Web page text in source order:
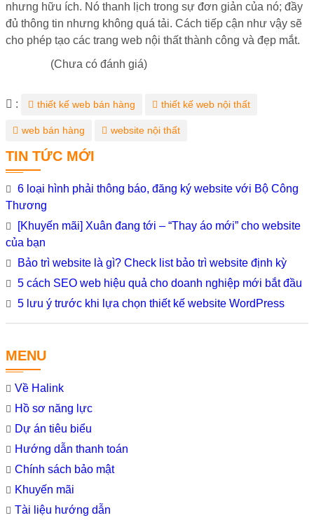
TIN TỨC MỚI
6 loại hình phải thông báo, đăng ký website với Bộ Công
Thương
[Khuyến mãi] Xuân đang tới – “Thay áo mới” cho website
của bạn
Bảo trì website là gì? Check list bảo trì website định kỳ
5 cách SEO web hiệu quả cho doanh nghiệp mới bắt đầu
5 lưu ý trước khi lựa chọn thiết kế website WordPress
MENU
Về Halink
Hồ sơ năng lực
Dự án tiêu biểu
Hướng dẫn thanh toán
Chính sách bảo mật
Khuyến mãi
Tài liệu hướng dẫn
nhưng hữu ích. Nó thanh lịch trong sự đơn giản của nó; đầy
đủ thông tin nhưng không quá tải. Cách tiếp cận như vậy sẽ
cho phép tạo các trang web nội thất thành công và đẹp mắt.
(Chưa có đánh giá)
Từ
: thiết kế web bán hàng thiết kế web nội thất
web bán hàng website nội thất